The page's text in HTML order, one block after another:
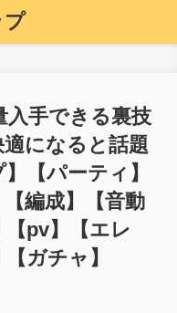
プ
入手できる裏技
になると話題
【パーティ】
【編成】【音動
pv】【エレ
ガチャ】